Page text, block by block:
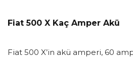
Fiat 500 X Kaç Amper Akü
Fiat 500 X’in akü amperi, 60